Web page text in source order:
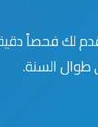
لك فحصاً
طوال السنة.